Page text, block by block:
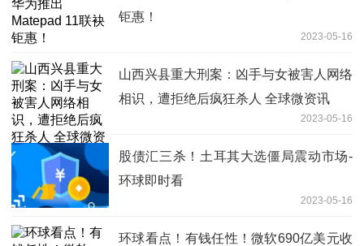
钜惠！
2023-05-16
山西兴县重大刑案：凶手与女被害人网络
相识，遭拒绝后疯狂杀人 全球微资讯
2023-05-16
股债汇三杀！土耳其大选僵局震动市场-
环球即时看
2023-05-16
环球看点！有钱任性！微软690亿美元收